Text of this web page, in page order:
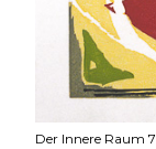
Der Innere Raum 7